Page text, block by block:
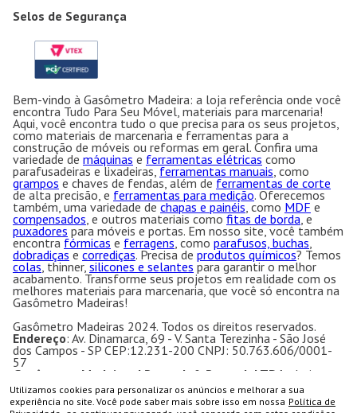
Utilizamos cookies para personalizar os anúncios e melhorar a sua
experiência no site. Você pode saber mais sobre isso em nossa Política de
COMPRAR
Selos de Segurança
Bem-vindo à Gasômetro Madeira: a loja referência onde você
encontra Tudo Para Seu Móvel, materiais para marcenaria!
Aqui, você encontra tudo o que precisa para os seus projetos,
como materiais de marcenaria e ferramentas para a
construção de móveis ou reformas em geral. Confira uma
variedade de máquinas e ferramentas elétricas como
parafusadeiras e lixadeiras, ferramentas manuais, como
grampos e chaves de fendas, além de ferramentas de corte
de alta precisão, e ferramentas para medição. Oferecemos
também, uma variedade de chapas e painéis, como MDF e
compensados, e outros materiais como fitas de borda, e
puxadores para móveis e portas. Em nosso site, você também
encontra fórmicas e ferragens, como parafusos, buchas,
dobradiças e corrediças. Precisa de produtos químicos? Temos
colas, thinner, silicones e selantes para garantir o melhor
acabamento. Transforme seus projetos em realidade com os
melhores materiais para marcenaria, que você só encontra na
Gasômetro Madeiras!
Gasômetro Madeiras 2024. Todos os direitos reservados.
Endereço: Av. Dinamarca, 69 - V. Santa Terezinha - São José
dos Campos - SP CEP:12.231-200 CNPJ: 50.763.606/0001-
57
Gasômetro Madeiras | Ramuth & Ramuth LTDA - Loja
especializada em máquinas para marcenaria, acessórios e
ferragens para móveis.
Equipamentos e ferramentas para marcenaria com ótimos